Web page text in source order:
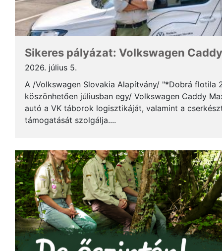
Sikeres pályázat: Volkswagen
2026. július 5.
A /Volkswagen Slovakia Alapítvány/ "*Dobrá flotila
köszönhetően júliusban egy/ Volkswagen Caddy
autó a VK táborok logisztikáját, valamint a
támogatását szolgálja....